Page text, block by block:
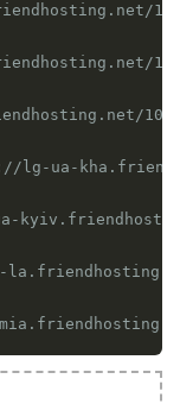
//lg-ua-